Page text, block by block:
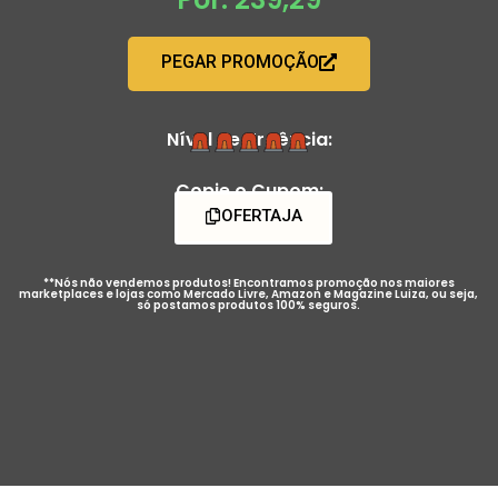
PEGAR PROMOÇÃO
Nível de Urgência:
Copie o Cupom:
OFERTAJA
**Nós não vendemos produtos! Encontramos promoção nos maiores
marketplaces e lojas como Mercado Livre, Amazon e Magazine Luiza, ou seja,
só postamos produtos 100% seguros.